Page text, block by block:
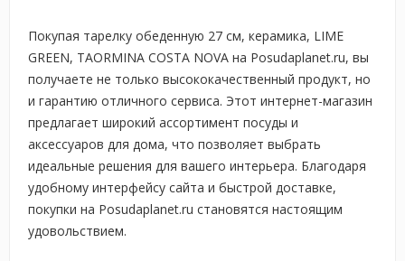
Покупая тарелку обеденную 27 см, керамика, LIME
GREEN, TAORMINA COSTA NOVA на Posudaplanet.ru, вы
получаете не только высококачественный продукт, но
и гарантию отличного сервиса. Этот интернет-магазин
предлагает широкий ассортимент посуды и
аксессуаров для дома, что позволяет выбрать
идеальные решения для вашего интерьера. Благодаря
удобному интерфейсу сайта и быстрой доставке,
покупки на Posudaplanet.ru становятся настоящим
удовольствием.